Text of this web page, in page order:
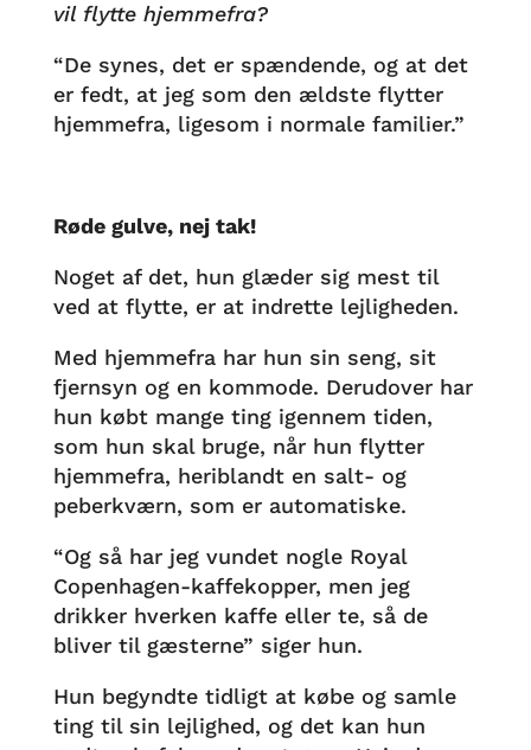
vil flytte hjemmefra?
“De synes, det er spændende, og at det
er fedt, at jeg som den ældste flytter
hjemmefra, ligesom i normale familier.”
Røde gulve, nej tak!
Noget af det, hun glæder sig mest til
ved at flytte, er at indrette lejligheden.
Med hjemmefra har hun sin seng, sit
fjernsyn og en kommode. Derudover har
hun købt mange ting igennem tiden,
som hun skal bruge, når hun flytter
hjemmefra, heriblandt en salt- og
peberkværn, som er automatiske.
“Og så har jeg vundet nogle Royal
Copenhagen-kaffekopper, men jeg
drikker hverken kaffe eller te, så de
bliver til gæsterne” siger hun.
Hun begyndte tidligt at købe og samle
ting til sin lejlighed, og det kan hun